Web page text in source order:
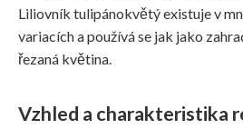
Liliovník tulipánokvětý existuje v
variacích a používá se jak jako
řezaná květina.
Vzhled a charakteristika